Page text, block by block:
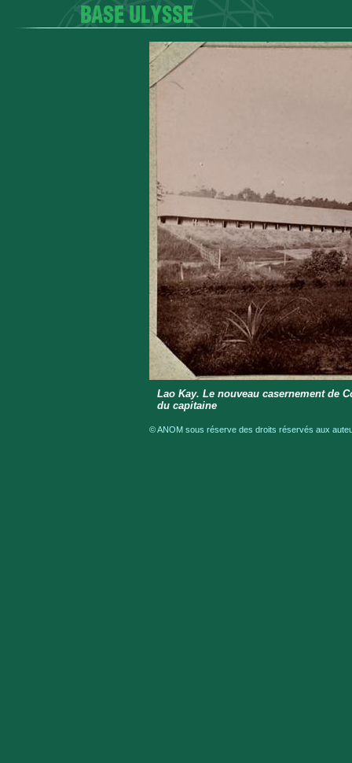
Lao Kay. Le nouveau casernement de
du capitaine
© ANOM sous réserve des droits réservés aux